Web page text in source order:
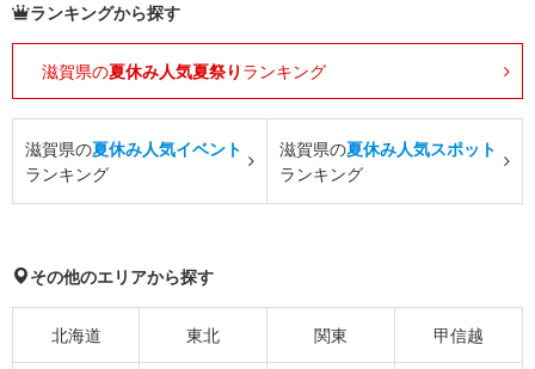
ランキングから探す
滋賀県の夏休み人気夏祭り ランキング
滋賀県の夏休み人気イベント
ランキング
滋賀県の夏休み人気スポット
ランキング
その他のエリアから探す
北海道 東北 関東 甲信越